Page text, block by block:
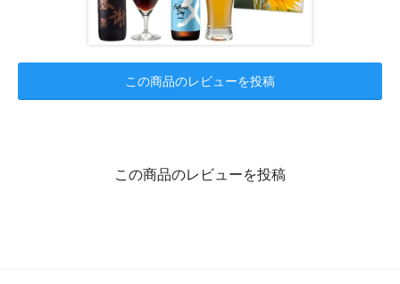
この商品のレビューを投稿
この商品のレビューを投稿